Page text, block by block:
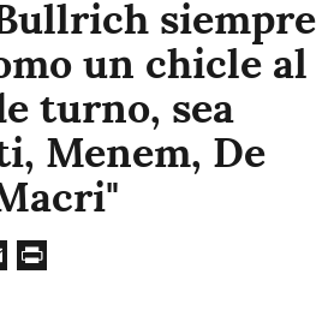
siempre
un chicle al
turno, sea
Menem, De